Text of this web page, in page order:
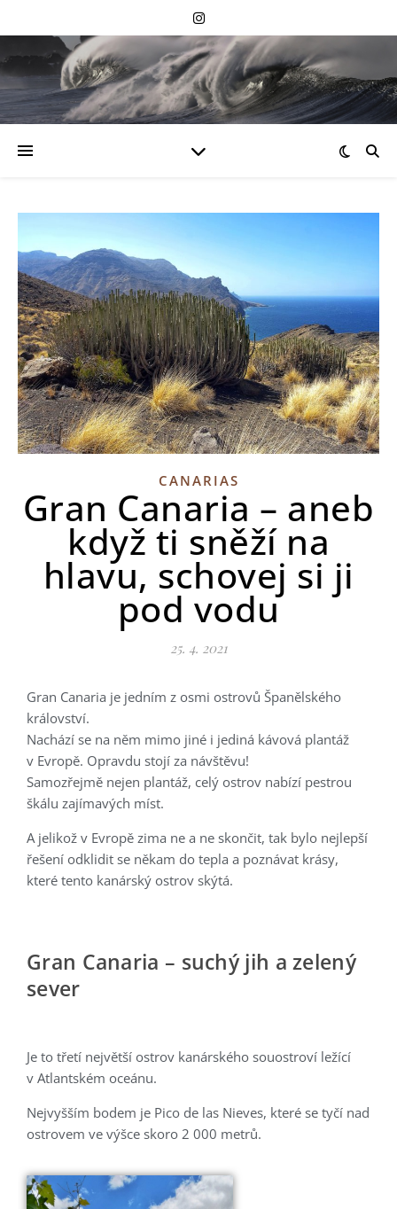
CANARIAS
Gran Canaria – aneb
když ti sněží na
hlavu, schovej si ji
pod vodu
25. 4. 2021
Gran Canaria je jedním z osmi ostrovů Španělského
království.
Nachází se na něm mimo jiné i jediná kávová plantáž
v Evropě. Opravdu stojí za návštěvu!
Samozřejmě nejen plantáž, celý ostrov nabízí pestrou
škálu zajímavých míst.
A jelikož v Evropě zima ne a ne skončit, tak bylo nejlepší
řešení odklidit se někam do tepla a poznávat krásy,
které tento kanárský ostrov skýtá.
Gran Canaria – suchý jih a zelený
sever
Je to třetí největší ostrov kanárského souostroví ležící
v Atlantském oceánu.
Nejvyšším bodem je Pico de las Nieves, které se tyčí nad
ostrovem ve výšce skoro 2 000 metrů.